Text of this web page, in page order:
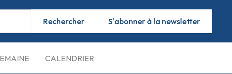
S'abonner à la newsletter
CALENDRIER